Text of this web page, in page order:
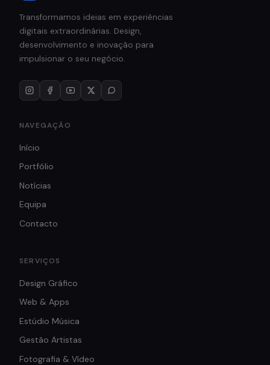
Transformamos ideias em experiências
digitais extraordinárias. Design,
desenvolvimento e inovação para
impulsionar o seu negócio.
NAVEGAÇÃO
Início
Portfólio
Notícias
Equipa
Contacto
SERVIÇOS
Design Gráfico
Web & Apps
Estúdio Música
Gestão Artistas
Fotografia & Vídeo